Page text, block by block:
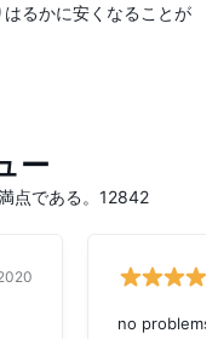
るかに安くなることが
ー
点である。12842
no